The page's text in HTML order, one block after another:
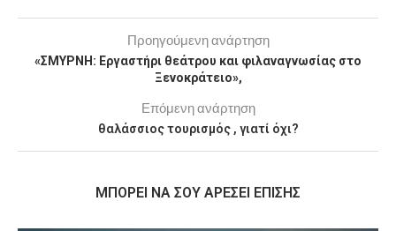
Προηγούμενη ανάρτηση
«ΣΜΥΡΝΗ: Εργαστήρι θεάτρου και φιλαναγνωσίας στο
Ξενοκράτειο»,
Επόμενη ανάρτηση
θαλάσσιος τουρισμός , γιατί όχι?
MΠΟΡΕΊ ΝΑ ΣΟΥ ΑΡΈΣΕΙ ΕΠΊΣΗΣ